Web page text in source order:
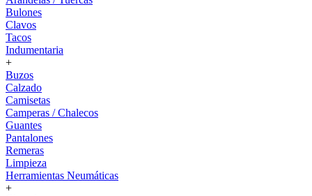
Bulones
Clavos
Tacos
Indumentaria
+
Buzos
Calzado
Camisetas
Camperas / Chalecos
Guantes
Pantalones
Remeras
Limpieza
Herramientas Neumáticas
+